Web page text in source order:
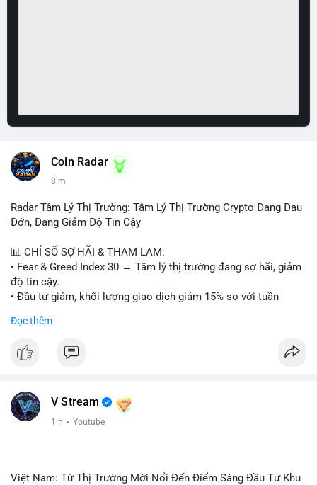
Coin Radar
8 m
Radar Tâm Lý Thị Trường: Tâm Lý Thị Trường Crypto Đang Đau
Đớn, Đang Giảm Độ Tin Cậy
📊 CHỈ SỐ SỢ HÃI & THAM LAM:
• Fear & Greed Index 30 → Tâm lý thị trường đang sợ hãi, giảm
độ tin cậy.
• Đầu tư giảm, khối lượng giao dịch giảm 15% so với tuần
• CoinGecko: Jimothy The Raccoon, Pudgy Penguins,
crypto.
• LunarCrush: Ethereum, Solana, Dogecoin, Chainlink, Litecoin,
• Telegram: US Senate tiến hành bỏ phiếu Clarity Act, IMF nói
Đọc thêm
V Stream
1 h · Youtube
Việt Nam: Từ Thị Trường Mới Nổi Đến Điểm Sáng Đầu Tư Khu